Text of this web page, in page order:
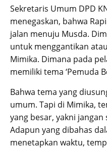
Sekretaris Umum DPD
menegaskan, bahwa
jalan menuju Musda.
untuk menggantikan
Mimika. Dimana pada
memiliki tema ‘Pemuda
Bahwa tema yang
umum. Tapi di Mimika,
yang besar, yakni
Adapun yang dibahas
menetapkan waktu,